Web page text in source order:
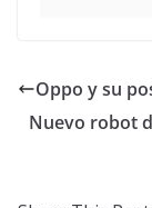
Oppo y su
Nuevo robot